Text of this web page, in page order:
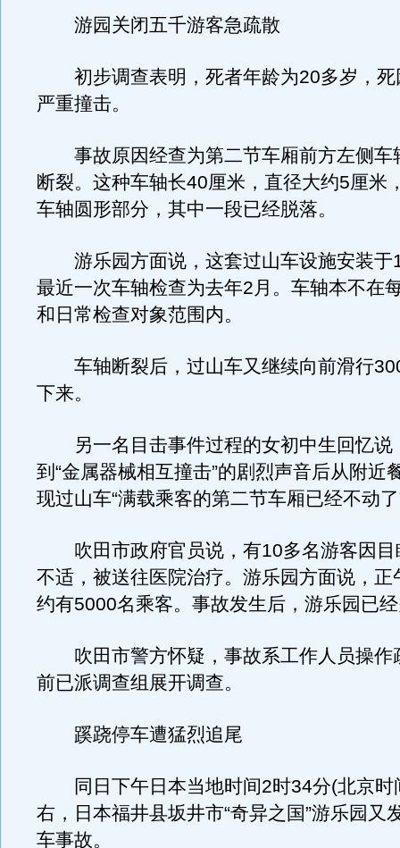
游园关闭五千游客急疏散
初步调查表明，死者年龄为20多岁，死
严重撞击。
事故原因经查为第二节车厢前方左侧车
断裂。这种车轴长40厘米，直径大约5厘米
车轴圆形部分，其中一段已经脱落。
游乐园方面说，这套过山车设施安装于
最近一次车轴检查为去年2月。车轴本不在
和日常检查对象范围内。
车轴断裂后，过山车又继续向前滑行
下来。
另一名目击事件过程的女初中生回忆说
到“金属器械相互撞击”的剧烈声音后从附近
现过山车“满载乘客的第二节车厢已经不动了
吹田市政府官员说，有10多名游客因目
不适，被送往医院治疗。游乐园方面说，正
约有5000名乘客。事故发生后，游乐园已
吹田市警方怀疑，事故系工作人员操作
前已派调查组展开调查。
蹊跷停车遭猛烈追尾
同日下午日本当地时间2时34分(北京时
右，日本福井县坂井市“奇异之国”游乐园又
车事故。